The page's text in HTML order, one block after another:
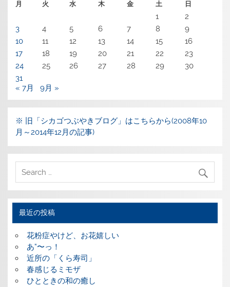
月 火 水 木 金 土 日
1
2
3
4 5 6 7 8
9
10
11 12 13 14 15
16
17
18 19 20 21 22
23
24
25 26 27 28 29
30
31
« 7月
9月 »
※ 旧「シカゴつぶやきブログ」はこちらから(2008年10
月～2014年12月の記事)
最近の投稿
花粉症やけど、お花嬉しい
あ”〜っ！
近所の「くら寿司」
春感じるミモザ
ひとときの和の癒し